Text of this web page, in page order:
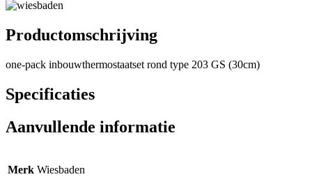
Productomschrijving
one-pack inbouwthermostaatset rond type 203 GS (30cm)
Specificaties
Aanvullende informatie
Merk Wiesbaden